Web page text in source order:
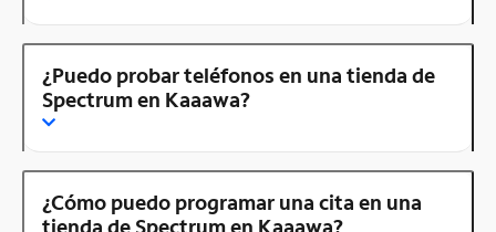
¿Puedo probar teléfonos en una tienda de
Spectrum en Kaaawa?
¿Cómo puedo programar una cita en una
tienda de Spectrum en Kaaawa?